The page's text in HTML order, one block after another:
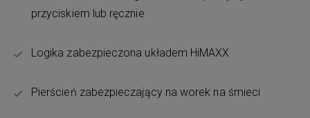
przyciskiem lub ręcznie
Logika zabezpieczona układem HiMAXX
Pierścień zabezpieczający na worek na śmieci